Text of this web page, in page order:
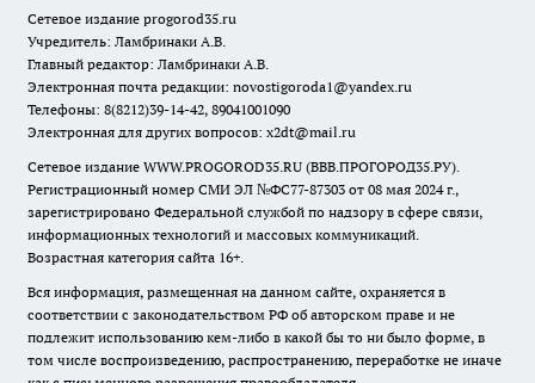
Сетевое издание progorod35.ru
Учредитель: Ламбринаки А.В.
Главный редактор: Ламбринаки А.В.
Электронная почта редакции: novostigoroda1@yandex.ru
Телефоны: 8(8212)39-14-42, 89041001090
Электронная для других вопросов: x2dt@mail.ru
Сетевое издание WWW.PROGOROD35.RU (ВВВ.ПРОГОРОД35.РУ).
Регистрационный номер СМИ ЭЛ №ФС77-87303 от 08 мая 2024 г.,
зарегистрировано Федеральной службой по надзору в сфере связи,
информационных технологий и массовых коммуникаций.
Возрастная категория сайта 16+.
Вся информация, размещенная на данном сайте, охраняется в
соответствии с законодательством РФ об авторском праве и не
подлежит использованию кем-либо в какой бы то ни было форме, в
том числе воспроизведению, распространению, переработке не иначе